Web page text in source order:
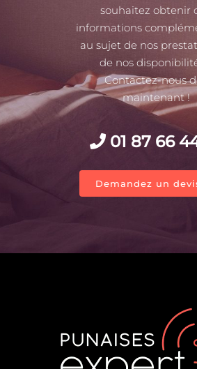
souhaitez obtenir
informations
au sujet de nos
de nos
Contactez-nous
maintenant !
01 87 66
Demandez un